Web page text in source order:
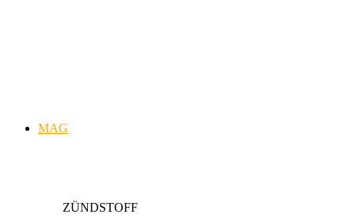
MAG
ZÜNDSTOFF